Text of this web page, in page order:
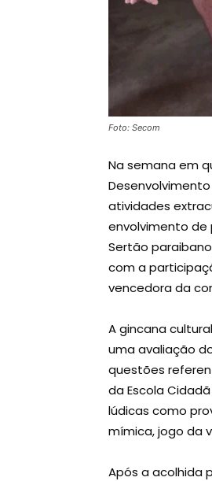
Foto: Secom
Na semana em
atividades
envolvimento de
Sertão
com a
vencedora da
A gincana
uma avaliação
questões
da Escola
lúdicas como
mímica, jogo da
Após a acolhida